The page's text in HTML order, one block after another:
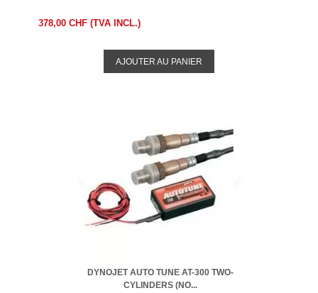
378,00 CHF (TVA INCL.)
AJOUTER AU PANIER
DYNOJET AUTO TUNE AT-300 TWO-
CYLINDERS (NO...